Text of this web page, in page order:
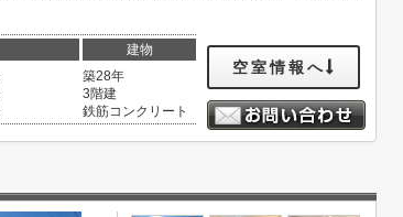
建物
築28年
3階建
鉄筋コンクリート
空室情報へ